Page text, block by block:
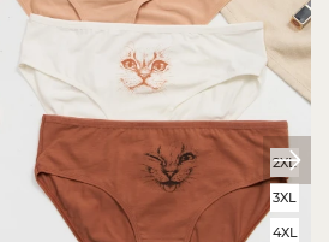
2XL
3XL
4XL